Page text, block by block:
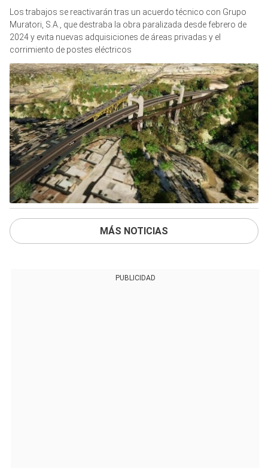
Los trabajos se reactivarán tras un acuerdo técnico con Grupo
Muratori, S.A., que destraba la obra paralizada desde febrero de
2024 y evita nuevas adquisiciones de áreas privadas y el
corrimiento de postes eléctricos
MÁS NOTICIAS
PUBLICIDAD